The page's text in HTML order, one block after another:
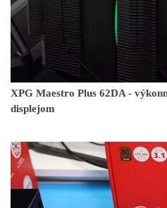
XPG Maestro Plus 62DA -
displejom